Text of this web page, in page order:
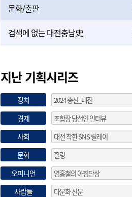
문화/출판
검색에 없는 대전충남史
지난 기획시리즈
정치
경제
사회
문화
오피니언
사람들